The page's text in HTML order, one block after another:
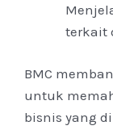
terkait
BMC
untuk
bisnis yang